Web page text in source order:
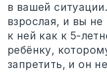
в вашей
взрослая, и вы
к ней как к 5-
ребёнку,
запретить, и он